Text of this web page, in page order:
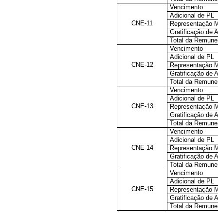
Vencimento
Adicional de PL
CNE-11
Representação
Gratificação de
Total da
Vencimento
Adicional de PL
CNE-12
Representação
Gratificação de
Total da
Vencimento
Adicional de PL
CNE-13
Representação
Gratificação de
Total da
Vencimento
Adicional de PL
CNE-14
Representação
Gratificação de
Total da
Vencimento
Adicional de PL
CNE-15
Representação
Gratificação de
Total da